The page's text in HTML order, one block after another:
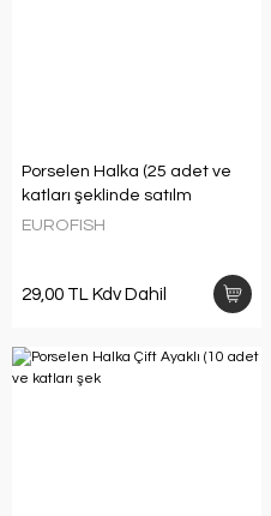
Porselen Halka (25 adet ve
katları şeklinde satılm
EUROFISH
29,00 TL Kdv Dahil